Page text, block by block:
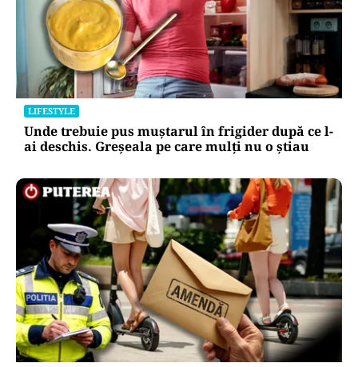
LIFESTYLE
Unde trebuie pus muștarul în frigider după ce l-
ai deschis. Greșeala pe care mulți nu o știau